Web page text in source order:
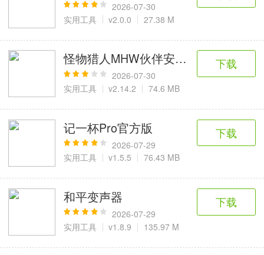
2026-07-30
实用工具
v2.0.0 27.38 M
怪物猎人MHW伙伴安卓版
2026-07-30
实用工具
v2.14.2 74.6 MB
下载
记一杯Pro官方版
2026-07-29
实用工具
v1.5.5 76.43 MB
下载
和平变声器
2026-07-29
实用工具
v1.8.9 135.97 M
下载